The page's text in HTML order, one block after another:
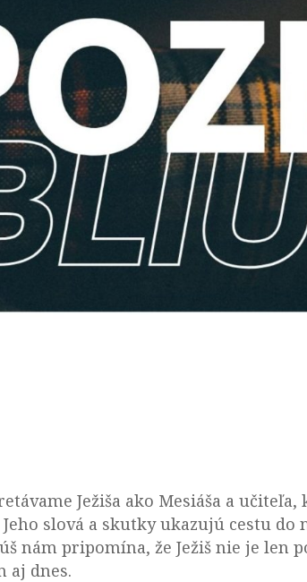
Ježiša ako Mesiáša a
slová a skutky ukazujú cestu
nám pripomína, že Ježiš nie je len
aj dnes.